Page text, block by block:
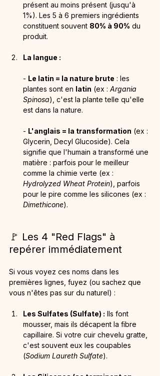
présent au moins présent (jusqu'à
1%). Les 5 à 6 premiers ingrédients
constituent souvent 80% à 90% du
produit.
La langue :
- Le latin = la nature brute : les
plantes sont en latin (ex : Argania
Spinosa), c'est la plante telle qu'elle
est dans la nature.
- L'anglais = la transformation (ex :
Glycerin, Decyl Glucoside). Cela
signifie que l'humain a transformé une
matière : parfois pour le meilleur
comme la chimie verte (ex :
Hydrolyzed Wheat Protein), parfois
pour le pire comme les silicones (ex :
Dimethicone).
🚩 Les 4 "Red Flags" à
repérer immédiatement
Si vous voyez ces noms dans les
premières lignes, fuyez (ou sachez que
vous n'êtes pas sur du naturel) :
Les Sulfates (Sulfate) : Ils font
mousser, mais ils décapent la fibre
capillaire. Si votre cuir chevelu gratte,
c'est souvent eux les coupables
(Sodium Laureth Sulfate).